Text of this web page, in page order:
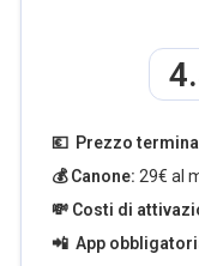
💶 Prezzo
💰 Canone:29€ al
💸 Costi di
📲 App